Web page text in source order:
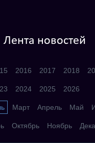
Лента новостей
2016 2017 2018
2024 2025 2026
Март Апрель Май
Октябрь Ноябрь